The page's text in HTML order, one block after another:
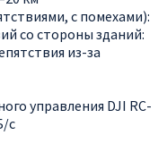
с помехами):
со стороны зданий:
из-за
управления DJI RC-
с